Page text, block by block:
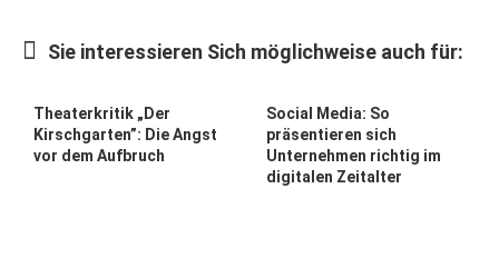
Ausflug & Reise
Podcast
Sie interessieren Sich möglichweise auch für:
Theaterkritik „Der
Kirschgarten”: Die Angst
vor dem Aufbruch
Social Media: So
präsentieren sich
Unternehmen richtig im
digitalen Zeitalter